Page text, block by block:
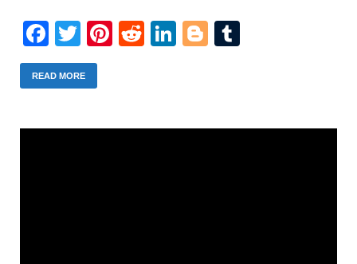
Facebook
Twitter
Pinterest
RedditLinkedIn
Blogger
READ MORE